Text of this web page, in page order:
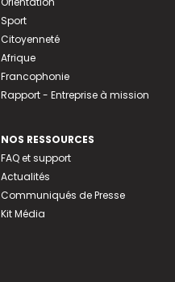
Sport
Citoyenneté
Afrique
Francophonie
Rapport - Entreprise à mission
NOS RESSOURCES
FAQ et support
Actualités
Communiqués de Presse
Kit Média